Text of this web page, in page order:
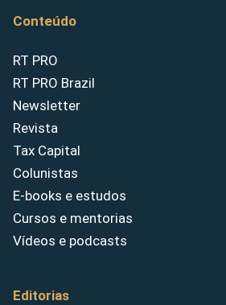
Conteúdo
RT PRO
RT PRO Brazil
Newsletter
Revista
Tax Capital
Colunistas
E-books e estudos
Cursos e mentorias
Vídeos e podcasts
Editorias